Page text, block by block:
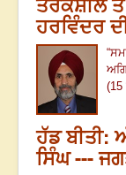
ਹਰਵਿੰਦਰ
ਹੱਡ ਬੀਤੀ:
ਸਿੰਘ ---